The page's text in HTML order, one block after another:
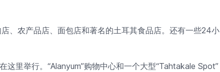
、农产品店、面包店和著名的土耳其食品店。还有一些24小
这里举行。“Alanyum”购物中心和一个大型“Tahtakale Spot”